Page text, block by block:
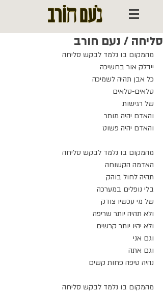
סליחה / נעם חורב
מהמקום בו נלמד לבקש סליחה
יידלק אור בחשיכה
כל אבן תהיה לשמיכה
טלאים-טלאים
של רגישות
והאדם יהיה מותר
והאדם יהיה פשוט
מהמקום בו נלמד לבקש סליחה
האדמה הקשוחה
תהיה לחול בוהק
בלי נופלים במערכה
של מי עכשיו צודק
ולא תהיה יותר שריפה
ולא יהיו יותר קרשים
וגם אני
וגם אתה
נהיה טיפה פחות קשים
מהמקום בו נלמד לבקש סליחה